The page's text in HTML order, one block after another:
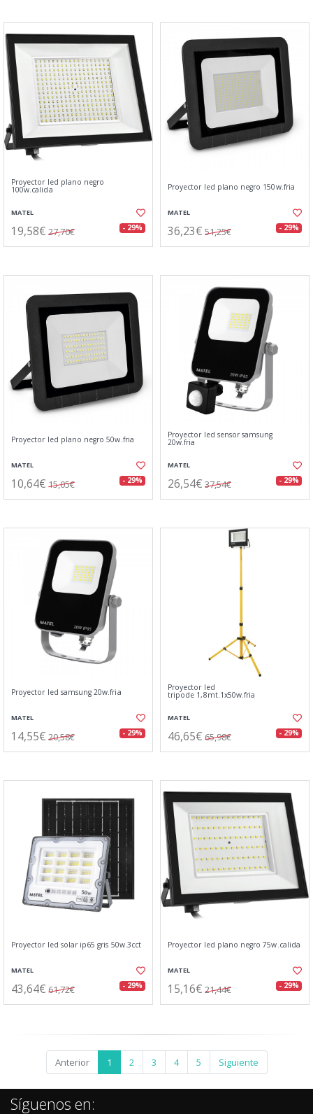
Proyector led plano negro
100w.calida
MATEL
19,58€ 27,70€ - 29%
Proyector led plano negro 150w.fria
MATEL
36,23€ 51,25€ - 29%
Proyector led plano negro 50w.fria
MATEL
10,64€ 15,05€ - 29%
Proyector led sensor samsung
20w.fria
MATEL
26,54€ 37,54€ - 29%
Proyector led samsung 20w.fria
MATEL
14,55€ 20,58€ - 29%
Proyector led
tripode 1,8mt.1x50w.fria
MATEL
46,65€ 65,98€ - 29%
Proyector led solar ip65 gris 50w.3cct
MATEL
43,64€ 61,72€ - 29%
Proyector led plano negro 75w.calida
MATEL
15,16€ 21,44€ - 29%
Anterior 1 2 3 4 5 Siguiente
Síguenos en: